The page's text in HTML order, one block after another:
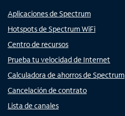
Aplicaciones de Spectrum
Hotspots de Spectrum WiFi
Centro de recursos
Prueba tu velocidad de Internet
Calculadora de ahorros de Spectrum
Cancelación de contrato
Lista de canales